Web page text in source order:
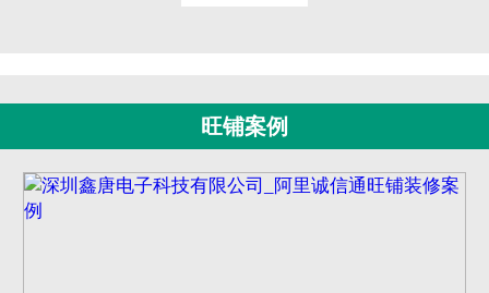
旺铺案例